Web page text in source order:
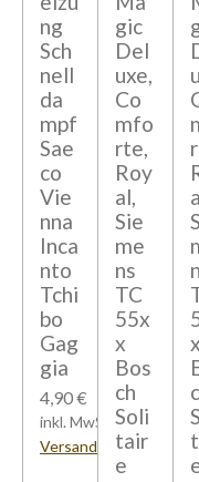
ng
Sch
nell
da
mpf
Sae
co
Vie
nna
Inca
nto
Tchi
bo
Gag
gia
4,90 €
inkl. MwSt zzgl.
Versandkosten
gic
Del
uxe,
Co
mfo
rte,
Roy
al,
Sie
me
ns
TC
55x
x
Bos
ch
Soli
tair
e
x